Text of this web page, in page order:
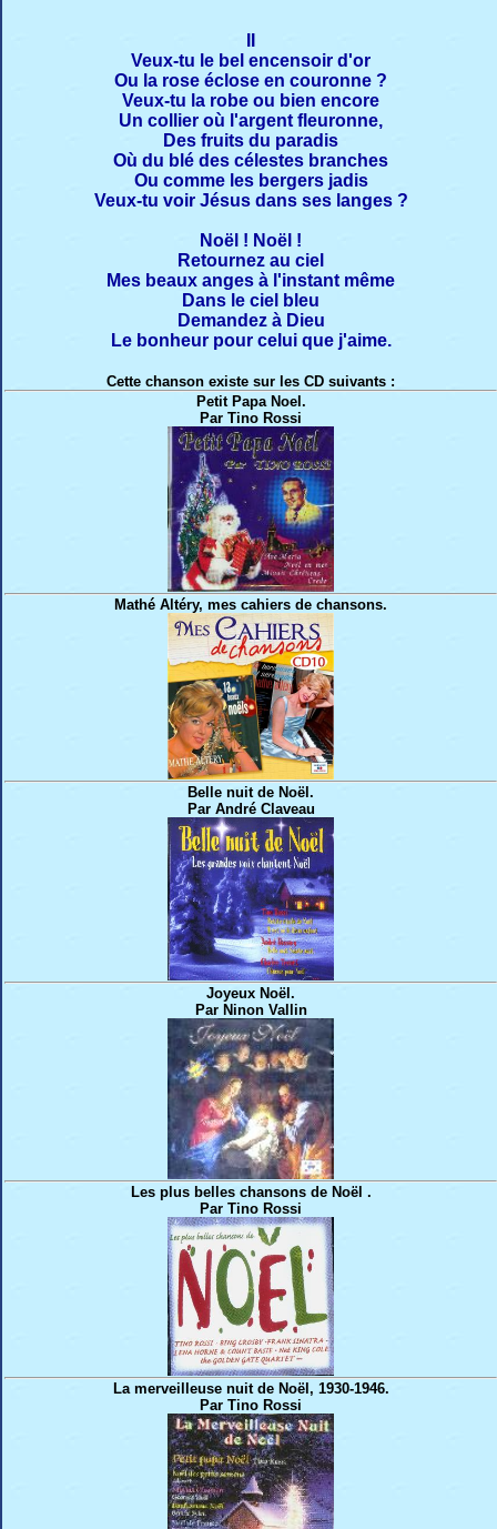
Veux-tu le bel encensoir d'or
Ou la rose éclose en couronne ?
Veux-tu la robe ou bien encore
Un collier où l'argent fleuronne,
Des fruits du paradis
Où du blé des célestes branches
Ou comme les bergers jadis
Veux-tu voir Jésus dans ses langes ?
Noël ! Noël !
Retournez au ciel
Mes beaux anges à l'instant même
Dans le ciel bleu
Demandez à Dieu
Le bonheur pour celui que j'aime.
Cette chanson existe sur les CD suivants :
Petit Papa Noel.
Par Tino Rossi
Mathé Altéry, mes cahiers de chansons.
Belle nuit de Noël.
Par André Claveau
Joyeux Noël.
Par Ninon Vallin
Les plus belles chansons de Noël .
Par Tino Rossi
La merveilleuse nuit de Noël, 1930-1946.
Par Tino Rossi